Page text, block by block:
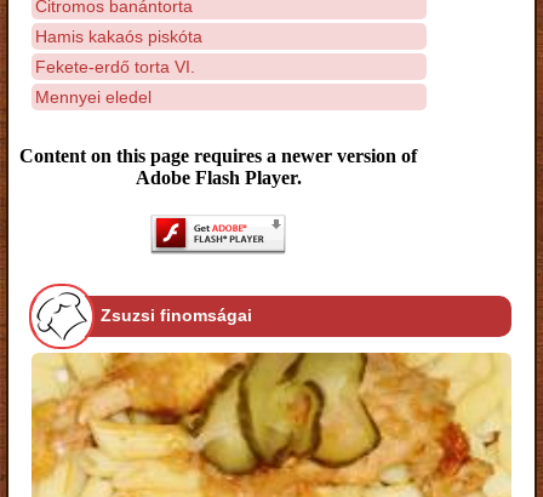
Citromos banántorta
Hamis kakaós piskóta
Fekete-erdő torta VI.
Mennyei eledel
Content on this page requires a newer version of
Adobe Flash Player.
Zsuzsi finomságai